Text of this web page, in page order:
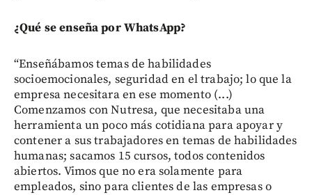
¿Qué se enseña por WhatsApp?
“Enseñábamos temas de habilidades
socioemocionales, seguridad en el trabajo; lo que la
empresa necesitara en ese momento (...)
Comenzamos con Nutresa, que necesitaba una
herramienta un poco más cotidiana para apoyar y
contener a sus trabajadores en temas de habilidades
humanas; sacamos 15 cursos, todos contenidos
abiertos. Vimos que no era solamente para
empleados, sino para clientes de las empresas o